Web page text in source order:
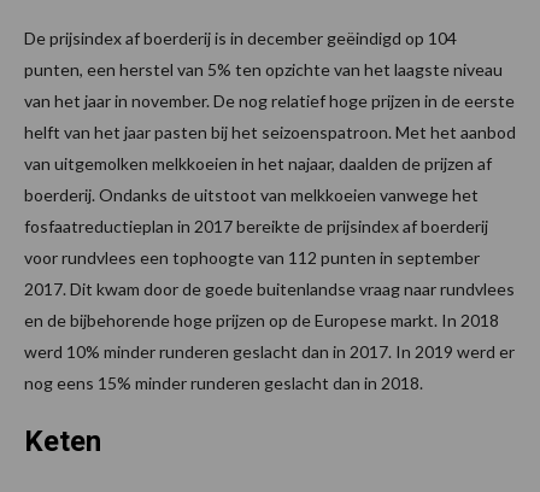
De prijsindex af boerderij is in december geëindigd op 104
punten, een herstel van 5% ten opzichte van het laagste niveau
van het jaar in november. De nog relatief hoge prijzen in de eerste
helft van het jaar pasten bij het seizoenspatroon. Met het aanbod
van uitgemolken melkkoeien in het najaar, daalden de prijzen af
boerderij. Ondanks de uitstoot van melkkoeien vanwege het
fosfaatreductieplan in 2017 bereikte de prijsindex af boerderij
voor rundvlees een tophoogte van 112 punten in september
2017. Dit kwam door de goede buitenlandse vraag naar rundvlees
en de bijbehorende hoge prijzen op de Europese markt. In 2018
werd 10% minder runderen geslacht dan in 2017. In 2019 werd er
nog eens 15% minder runderen geslacht dan in 2018.
Keten